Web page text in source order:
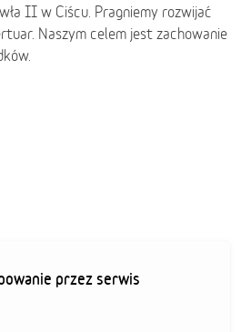
II w Ciścu. Pragniemy rozwijać
Naszym celem jest zachowanie
przez serwis